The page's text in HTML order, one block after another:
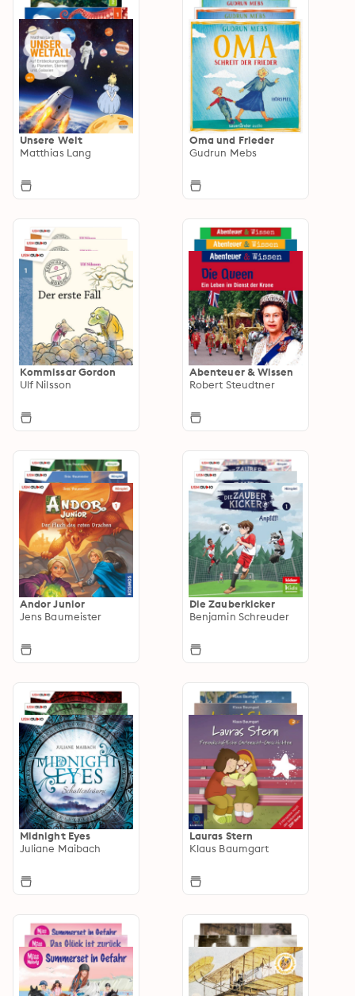
Unsere Welt
Matthias Lang
Oma und Frieder
Gudrun Mebs
Kommissar Gordon
Ulf Nilsson
Abenteuer & Wissen
Robert Steudtner
Andor Junior
Jens Baumeister
Die Zauberkicker
Benjamin Schreuder
Midnight Eyes
Juliane Maibach
Lauras Stern
Klaus Baumgart